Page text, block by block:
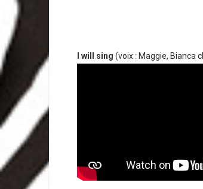
I will sing (voix : Maggie, Bianca